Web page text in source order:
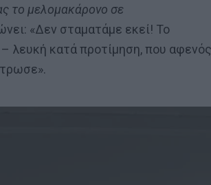
το μελομακάρονο σε
«Δεν σταματάμε εκεί! Το
λευκή κατά προτίμηση, που αφενός